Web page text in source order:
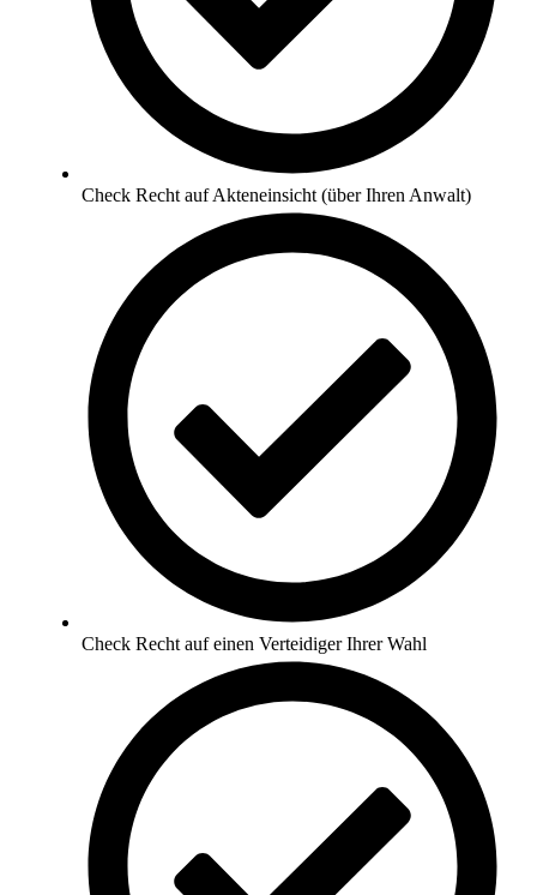
Check Recht auf Akteneinsicht (über Ihren Anwalt)
Check Recht auf einen Verteidiger Ihrer Wahl